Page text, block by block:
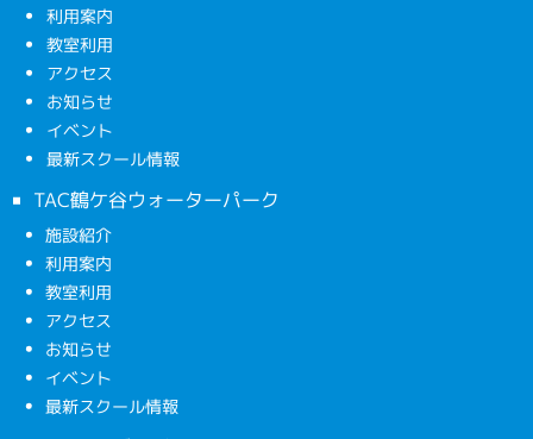
利用案内
教室利用
アクセス
お知らせ
イベント
最新スクール情報
TAC鶴ケ谷ウォーターパーク
施設紹介
利用案内
教室利用
アクセス
お知らせ
イベント
最新スクール情報